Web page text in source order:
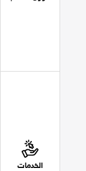
الخدمات